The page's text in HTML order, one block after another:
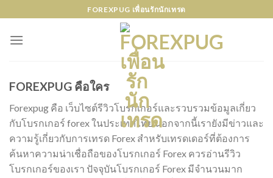
to
content
FOREXPUG เพื่อนรักนักเทรด
FOREXPUG คือใคร
Forexpug คือ เว็บไซต์รีวิวโบรกเกอร์และรวบรวมข้อมูลเกี่ยว
กับโบรกเกอร์ forex ในประเทศไทย นอกจากนี้เรายังมีข่าวและ
ความรู้เกี่ยวกับการเทรด Forex สำหรับเทรดเดอร์ที่ต้องการ
ค้นหาความน่าเชื่อถือของโบรกเกอร์ Forex ควรอ่านรีวิว
โบรกเกอร์ของเรา ปัจจุบันโบรกเกอร์ Forex มีจำนวนมาก